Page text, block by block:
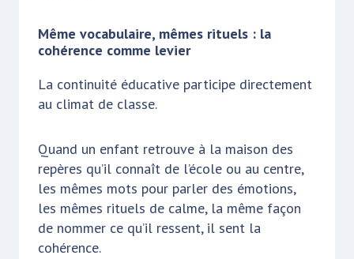
Même vocabulaire, mêmes rituels : la
cohérence comme levier
La continuité éducative participe directement
au climat de classe.
Quand un enfant retrouve à la maison des
repères qu’il connaît de l’école ou au centre,
les mêmes mots pour parler des émotions,
les mêmes rituels de calme, la même façon
de nommer ce qu’il ressent, il sent la
cohérence.